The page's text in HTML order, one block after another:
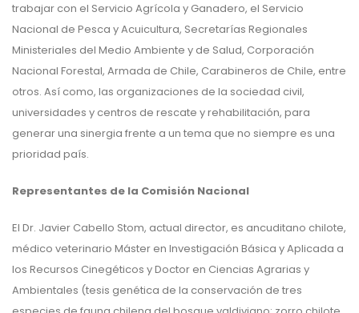
trabajar con el Servicio Agrícola y Ganadero, el Servicio
Nacional de Pesca y Acuicultura, Secretarías Regionales
Ministeriales del Medio Ambiente y de Salud, Corporación
Nacional Forestal, Armada de Chile, Carabineros de Chile, entre
otros. Así como, las organizaciones de la sociedad civil,
universidades y centros de rescate y rehabilitación, para
generar una sinergia frente a un tema que no siempre es una
prioridad país.
Representantes de la Comisión Nacional
El Dr. Javier Cabello Stom, actual director, es ancuditano chilote,
médico veterinario Máster en Investigación Básica y Aplicada a
los Recursos Cinegéticos y Doctor en Ciencias Agrarias y
Ambientales (tesis genética de la conservación de tres